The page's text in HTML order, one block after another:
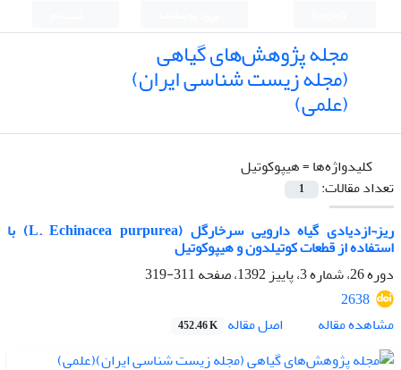
مجله پژوهش‌های گیاهی
(مجله زیست شناسی ایران)
(علمی)
کلیدواژه‌ها =هیپوکوتیل
تعداد مقالات:
1
ریز¬ازدیادی گیاه دارویی سرخارگل (L. Echinacea purpurea) با
استفاده از قطعات کوتیلدون و هیپوکوتیل
دوره 26، شماره 3، پاییز 1392، صفحه
311-319
2638
مشاهده مقاله
اصل مقاله 452.46 K